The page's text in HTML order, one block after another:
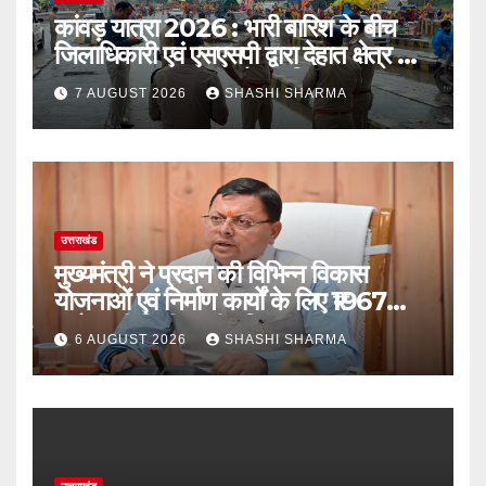
कांवड़ यात्रा 2026 : भारी बारिश के बीच
जिलाधिकारी एवं एसएसपी द्वारा देहात क्षेत्र का
भ्रमण, सुरक्षा व्यवस्थाओं का लिया जायजा
7 AUGUST 2026 SHASHI SHARMA
उत्तराखंड
मुख्यमंत्री ने प्रदान की विभिन्न विकास
योजनाओं एवं निर्माण कार्यों के लिए ₹1967
करोड़ की वित्तीय स्वीकृति
6 AUGUST 2026 SHASHI SHARMA